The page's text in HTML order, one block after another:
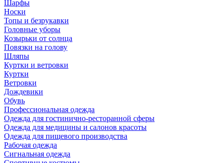
Шарфы
Носки
Топы и безрукавки
Головные уборы
Козырьки от солнца
Повязки на голову
Шляпы
Куртки и ветровки
Куртки
Ветровки
Дождевики
Обувь
Профессиональная одежда
Одежда для гостинично-ресторанной сферы
Одежда для медицины и салонов красоты
Одежда для пищевого производства
Рабочая одежда
Сигнальная одежда